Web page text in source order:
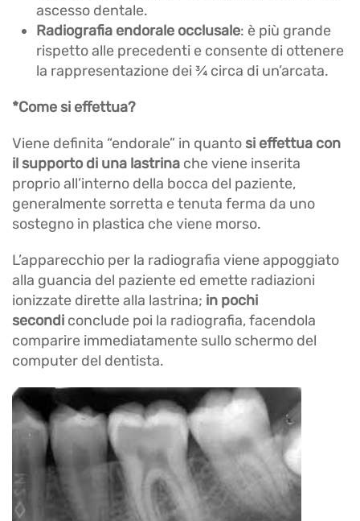
ascesso dentale.
Radiografia endorale occlusale: è più grande
rispetto alle precedenti e consente di ottenere
la rappresentazione dei ¾ circa di un’arcata.
*Come si effettua?
Viene definita “endorale” in quantosi effettua con
il supporto di una lastrina che viene inserita
proprio all’interno della bocca del paziente,
generalmente sorretta e tenuta ferma da uno
sostegno in plastica che viene morso.
L’apparecchio per la radiografia viene appoggiato
alla guancia del paziente ed emette radiazioni
ionizzate dirette alla lastrina; in pochi
secondi conclude poi la radiografia, facendola
comparire immediatamente sullo schermo del
computer del dentista.